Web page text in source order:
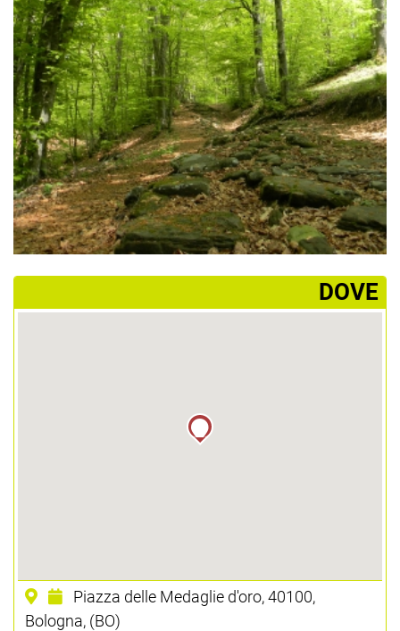
­DOVE
Piazza delle Medaglie d'oro, 40100,
Bologna, (BO)